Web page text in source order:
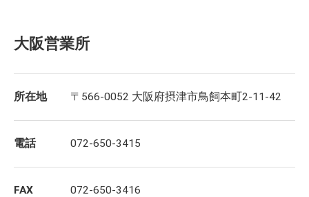
大阪営業所
所在地 〒566-0052 大阪府摂津市鳥飼本町2-11-42
電話 072-650-3415
FAX 072-650-3416